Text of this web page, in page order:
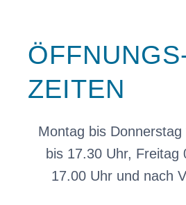
ZEITEN
Montag bis
bis 17.30 Uhr, Freitag
17.00 Uhr und nach